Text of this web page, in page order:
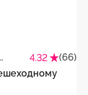
4.32
(66)